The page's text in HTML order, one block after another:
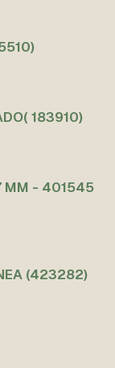
183910)
MM - 401545
(423282)